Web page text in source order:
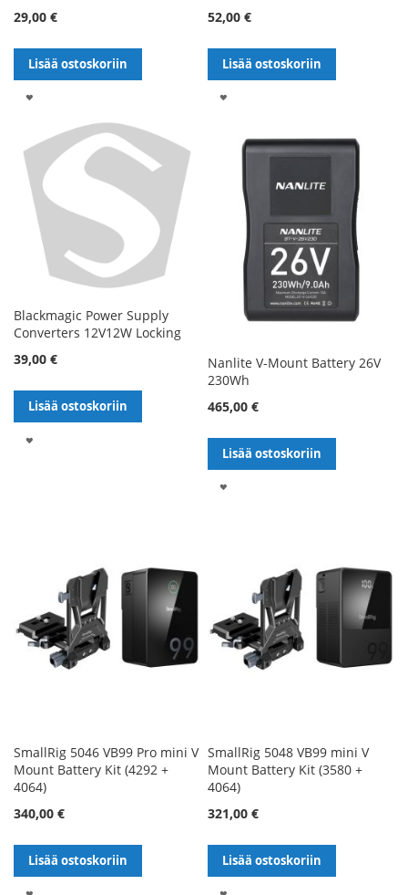
29,00 €
Lisää ostoskoriin
TOIVELISTALLE
52,00 €
Lisää ostoskoriin
Blackmagic Power Supply
Converters 12V12W Locking
39,00 €
Lisää ostoskoriin
Nanlite V-Mount Battery 26V
230Wh
465,00 €
Lisää ostoskoriin
SmallRig 5046 VB99 Pro mini V
Mount Battery Kit (4292 +
4064)
340,00 €
Lisää ostoskoriin
SmallRig 5048 VB99 mini V
Mount Battery Kit (3580 +
4064)
321,00 €
Lisää ostoskoriin